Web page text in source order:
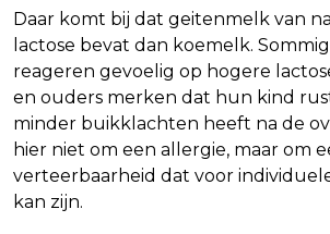
Daar komt bij dat geitenmelk van
lactose bevat dan koemelk.
reageren gevoelig op hogere
en ouders merken dat hun kind
minder buikklachten heeft na de
hier niet om een allergie, maar om
verteerbaarheid dat voor
kan zijn.